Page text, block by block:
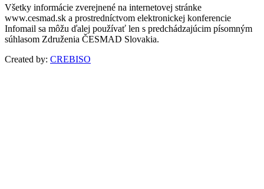
Všetky informácie zverejnené na internetovej stránke
www.cesmad.sk a prostredníctvom elektronickej konferencie
Infomail sa môžu ďalej používať len s predchádzajúcim písomným
súhlasom Združenia ČESMAD Slovakia.
Created by: CREBISO